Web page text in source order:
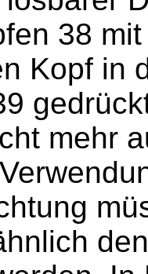
38
Kopf in
mehr